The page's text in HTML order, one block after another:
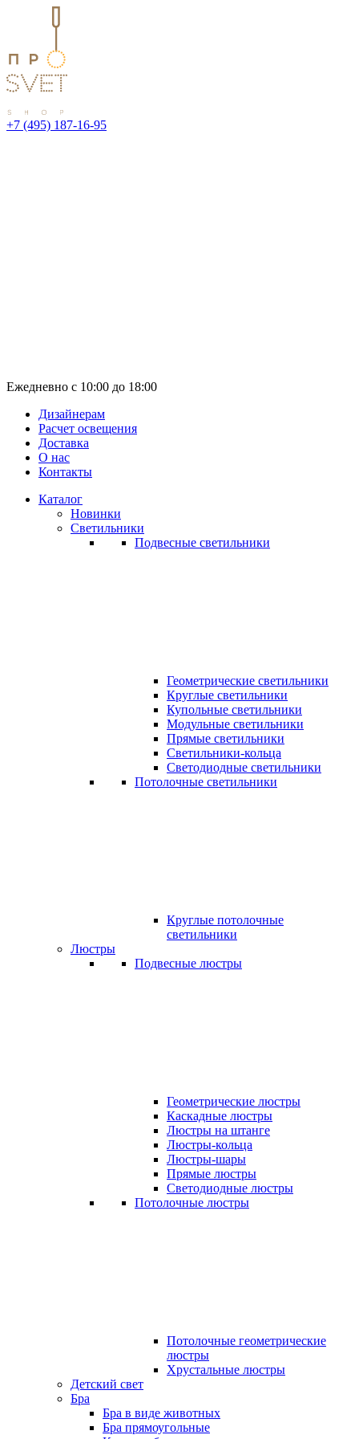
+7 (495) 187-16-95
Ежедневно с 10:00 до 18:00
Дизайнерам
Расчет освещения
Доставка
О нас
Контакты
Каталог
Новинки
Светильники
Подвесные светильники
Геометрические светильники
Круглые светильники
Купольные светильники
Модульные светильники
Прямые светильники
Светильники-кольца
Светодиодные светильники
Потолочные светильники
Круглые потолочные
светильники
Люстры
Подвесные люстры
Геометрические люстры
Каскадные люстры
Люстры на штанге
Люстры-кольца
Люстры-шары
Прямые люстры
Светодиодные люстры
Потолочные люстры
Потолочные геометрические
люстры
Хрустальные люстры
Детский свет
Бра
Бра в виде животных
Бра прямоугольные